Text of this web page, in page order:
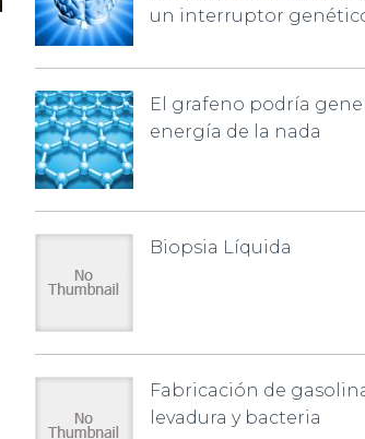
un interruptor
El grafeno podría
energía de la nada
Biopsia Líquida
Fabricación de
levadura y bacteria